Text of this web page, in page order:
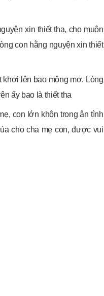
xin thiết tha, cho muôn
con hằng nguyện xin thiết
khơi lên bao mộng mơ. Lòng
ấy bao là thiết tha
con lớn khôn trong ân tình
cho cha mẹ con, được vui